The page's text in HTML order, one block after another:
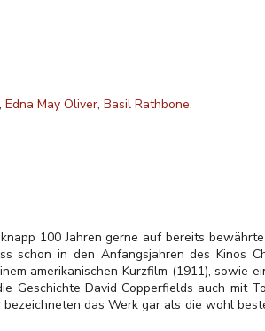
Edna May Oliver Basil Rathbone
100 Jahren gerne auf bereits
schon in den Anfangsjahren des Kinos
amerikanischen Kurzfilm (1911), sowie
Geschichte David Copperfields auch mit
das Werk gar als die wohl